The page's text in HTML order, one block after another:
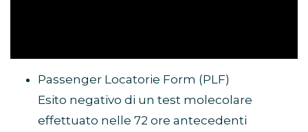
Passenger Locatorie Form (PLF)
Esito negativo di un test molecolare
effettuato nelle 72 ore antecedenti